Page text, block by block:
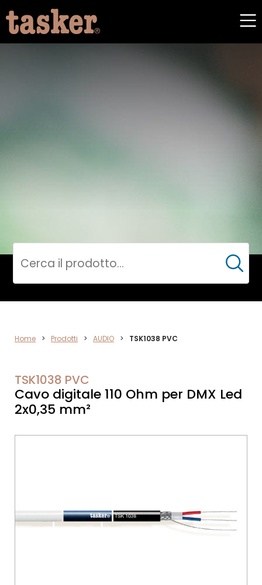
VIDEO
Cerca
Home > Prodotti > AUDIO > TSK1038 PVC
TSK1038 PVC
Cavo digitale 110 Ohm per DMX Led
2x0,35 mm²